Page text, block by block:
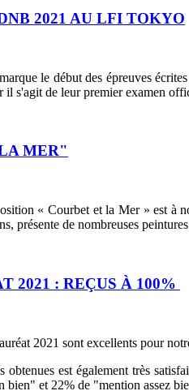
2021 AU LFI TOKYO
le début des épreuves
il s'agit de leur premier examen
MER"
« Courbet et la Mer » est à
présente de nombreuses
2021 : REÇUS À 100%
2021 sont excellents pour
obtenues est également très
bien" et 22% de "mention assez